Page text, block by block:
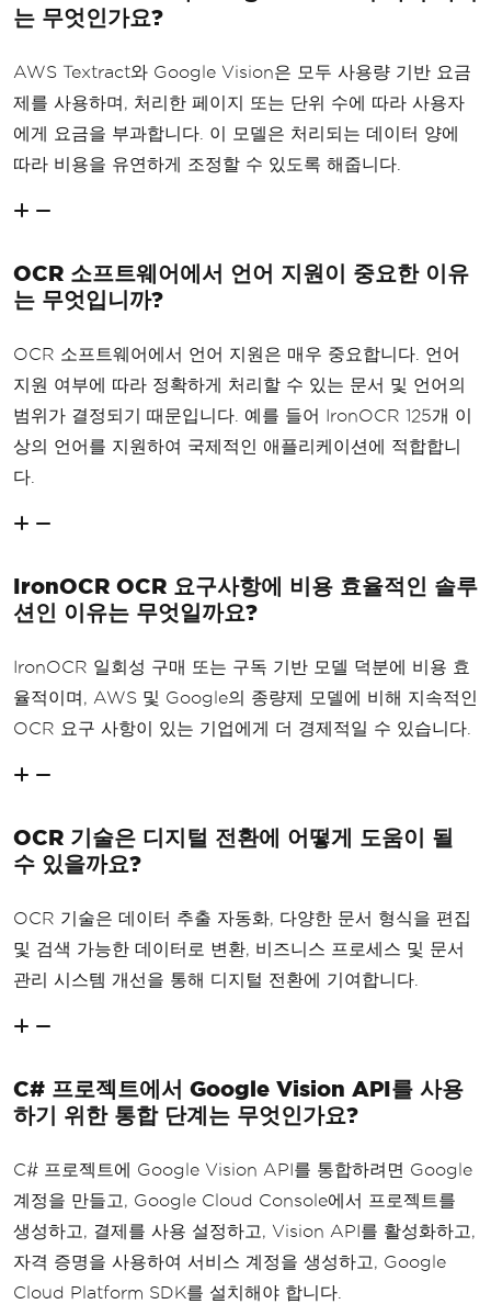
는 무엇인가요?
AWS Textract와 Google Vision은 모두 사용량 기반 요금
제를 사용하며, 처리한 페이지 또는 단위 수에 따라 사용자
에게 요금을 부과합니다. 이 모델은 처리되는 데이터 양에
따라 비용을 유연하게 조정할 수 있도록 해줍니다.
OCR 소프트웨어에서 언어 지원이 중요한 이유
는 무엇입니까?
OCR 소프트웨어에서 언어 지원은 매우 중요합니다. 언어
지원 여부에 따라 정확하게 처리할 수 있는 문서 및 언어의
범위가 결정되기 때문입니다. 예를 들어 IronOCR 125개 이
상의 언어를 지원하여 국제적인 애플리케이션에 적합합니
다.
IronOCR OCR 요구사항에 비용 효율적인 솔루
션인 이유는 무엇일까요?
IronOCR 일회성 구매 또는 구독 기반 모델 덕분에 비용 효
율적이며, AWS 및 Google의 종량제 모델에 비해 지속적인
OCR 요구 사항이 있는 기업에게 더 경제적일 수 있습니다.
OCR 기술은 디지털 전환에 어떻게 도움이 될
수 있을까요?
OCR 기술은 데이터 추출 자동화, 다양한 문서 형식을 편집
및 검색 가능한 데이터로 변환, 비즈니스 프로세스 및 문서
관리 시스템 개선을 통해 디지털 전환에 기여합니다.
C# 프로젝트에서 Google Vision API를 사용
하기 위한 통합 단계는 무엇인가요?
C# 프로젝트에 Google Vision API를 통합하려면 Google
계정을 만들고, Google Cloud Console에서 프로젝트를
생성하고, 결제를 사용 설정하고, Vision API를 활성화하고,
자격 증명을 사용하여 서비스 계정을 생성하고, Google
Cloud Platform SDK를 설치해야 합니다.